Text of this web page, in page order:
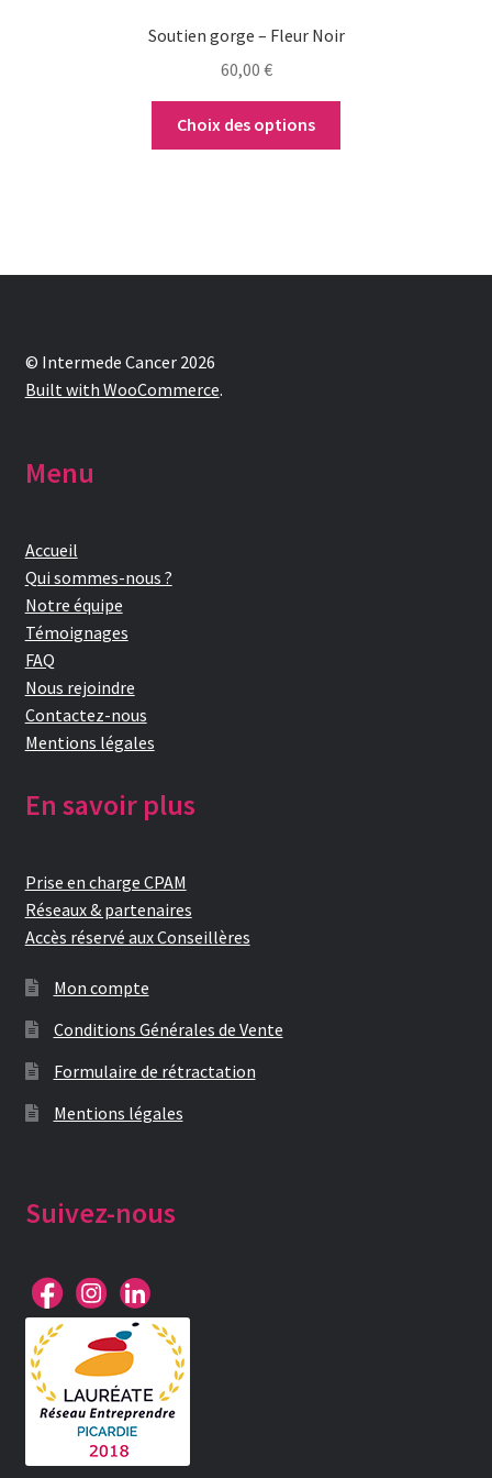
Soutien gorge – Fleur Noir
60,00 €
Choix des options
produit
Menu
Accueil
Qui sommes-nous ?
Notre équipe
Témoignages
FAQ
Nous rejoindre
Contactez-nous
Mentions légales
En savoir plus
Prise en charge CPAM
Réseaux & partenaires
Accès réservé aux Conseillères
Mon compte
Conditions Générales de Vente
Formulaire de rétractation
Mentions légales
Suivez-nous
© Intermede Cancer 2026
Built with WooCommerce.